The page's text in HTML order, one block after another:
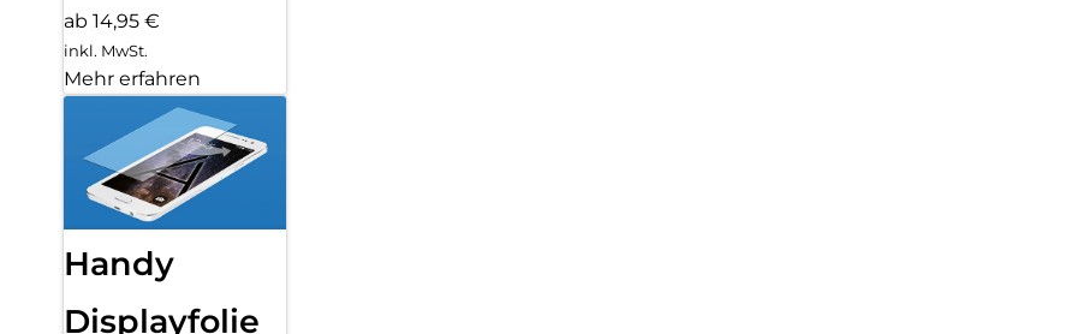
ab 14,95 €
inkl. MwSt.
Mehr erfahren
Handy
Displayfolie